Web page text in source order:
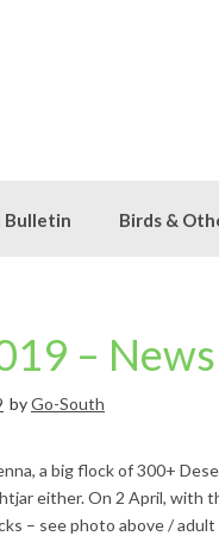
Bulletin Birds &
–
byGo-South
a big flock of 300+
either. On 2 April, with
– see photo above /